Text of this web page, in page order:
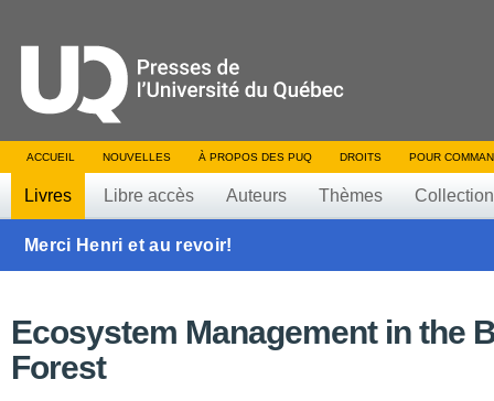
ACCUEIL NOUVELLES À PROPOS DES PUQ DROITS POUR
Livres Libre accès Auteurs Thèmes
Merci Henri et au revoir!
Ecosystem Management in the
Forest